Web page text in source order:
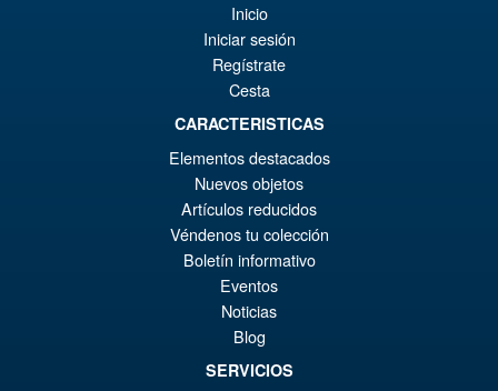
Inicio
Iniciar sesión
Regístrate
Cesta
CARACTERISTICAS
Elementos destacados
Nuevos objetos
Artículos reducidos
Véndenos tu colección
Boletín informativo
Eventos
Noticias
Blog
SERVICIOS